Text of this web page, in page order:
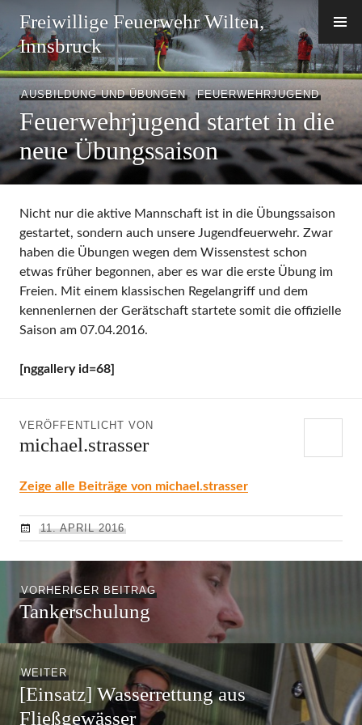
Inhalt
springen
Freiwillige Feuerwehr Wilten,
Innsbruck
AUSBILDUNG UND ÜBUNGEN,FEUERWEHRJUGEND
Feuerwehrjugend startet in die
neue Übungssaison
Nicht nur die aktive Mannschaft ist in die Übungssaison
gestartet, sondern auch unsere Jugendfeuerwehr. Zwar
haben die Übungen wegen dem Wissenstest schon
etwas früher begonnen, aber es war die erste Übung im
Freien. Mit einem klassischen Regelangriff und dem
kennenlernen der Gerätschaft startete somit die offizielle
Saison am 07.04.2016.
[nggallery id=68]
VERÖFFENTLICHT VON
michael.strasser
Zeige alle Beiträge von michael.strasser
11. APRIL 2016
Beitragsnavigation
VORHERIGER BEITRAG Vorheriger
Tankerschulung
WEITER Nächster
Beitrag:
[Einsatz] Wasserrettung aus
Fließgewässer